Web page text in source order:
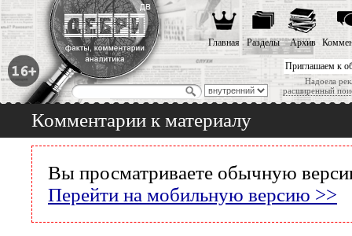
Приглашаем к
Надоела
расширенный
Главная Разделы Архив
Комментарии к материалу
Вы просматриваете обычную
Перейти на мобильную версию >>